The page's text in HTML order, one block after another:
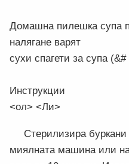
Домашна пилешка супа
налягане варят
сухи спагети за супа
Инструкции
<ол> <Ли>
Стерилизира
миялната машина или